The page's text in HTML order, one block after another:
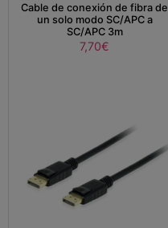
Cable de conexión de fibra de
un solo modo SC/APC a
SC/APC 3m
7,70€